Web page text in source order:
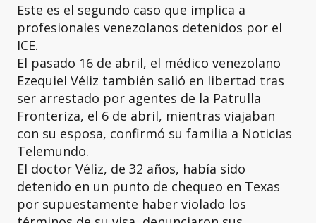
Este es el segundo caso que implica a
profesionales venezolanos detenidos por el
ICE.
El pasado 16 de abril, el médico venezolano
Ezequiel Véliz también salió en libertad tras
ser arrestado por agentes de la Patrulla
Fronteriza, el 6 de abril, mientras viajaban
con su esposa, confirmó su familia a Noticias
Telemundo.
El doctor Véliz, de 32 años, había sido
detenido en un punto de chequeo en Texas
por supuestamente haber violado los